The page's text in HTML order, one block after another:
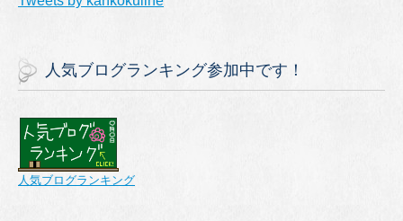
人気ブログランキング参加中です！
人気ブログランキング